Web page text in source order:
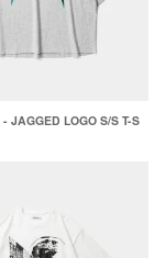
JAGGED LOGO S/S T-S